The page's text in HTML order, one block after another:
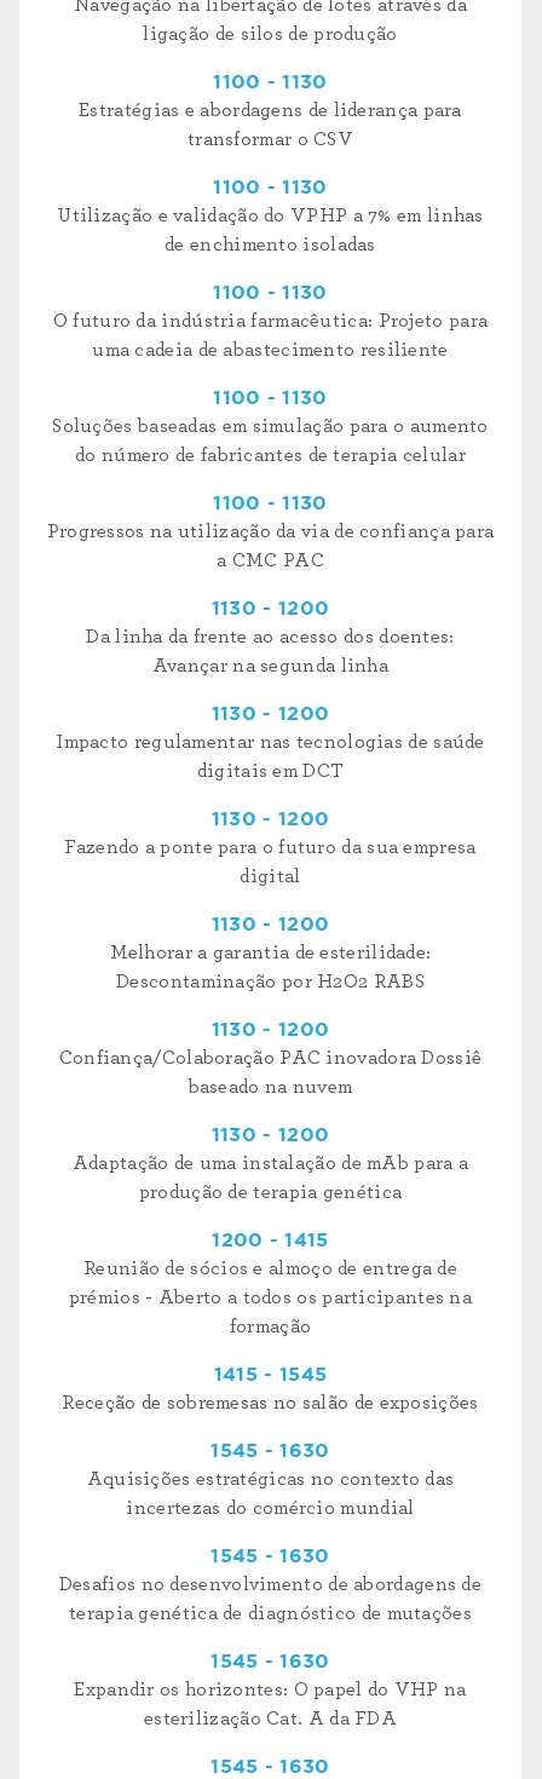
Navegação na libertação de lotes através da
ligação de silos de produção
1100 - 1130
Estratégias e abordagens de liderança para
transformar o CSV
1100 - 1130
Utilização e validação do VPHP a 7% em linhas
de enchimento isoladas
1100 - 1130
O futuro da indústria farmacêutica: Projeto para
uma cadeia de abastecimento resiliente
1100 - 1130
Soluções baseadas em simulação para o aumento
do número de fabricantes de terapia celular
1100 - 1130
Progressos na utilização da via de confiança para
a CMC PAC
1130 - 1200
Da linha da frente ao acesso dos doentes:
Avançar na segunda linha
1130 - 1200
Impacto regulamentar nas tecnologias de saúde
digitais em DCT
1130 - 1200
Fazendo a ponte para o futuro da sua empresa
digital
1130 - 1200
Melhorar a garantia de esterilidade:
Descontaminação por H2O2 RABS
1130 - 1200
Confiança/Colaboração PAC inovadora Dossiê
baseado na nuvem
1130 - 1200
Adaptação de uma instalação de mAb para a
produção de terapia genética
1200 - 1415
Reunião de sócios e almoço de entrega de
prémios - Aberto a todos os participantes na
formação
1415 - 1545
Receção de sobremesas no salão de exposições
1545 - 1630
Aquisições estratégicas no contexto das
incertezas do comércio mundial
1545 - 1630
Desafios no desenvolvimento de abordagens de
terapia genética de diagnóstico de mutações
1545 - 1630
Expandir os horizontes: O papel do VHP na
esterilização Cat. A da FDA
1545 - 1630